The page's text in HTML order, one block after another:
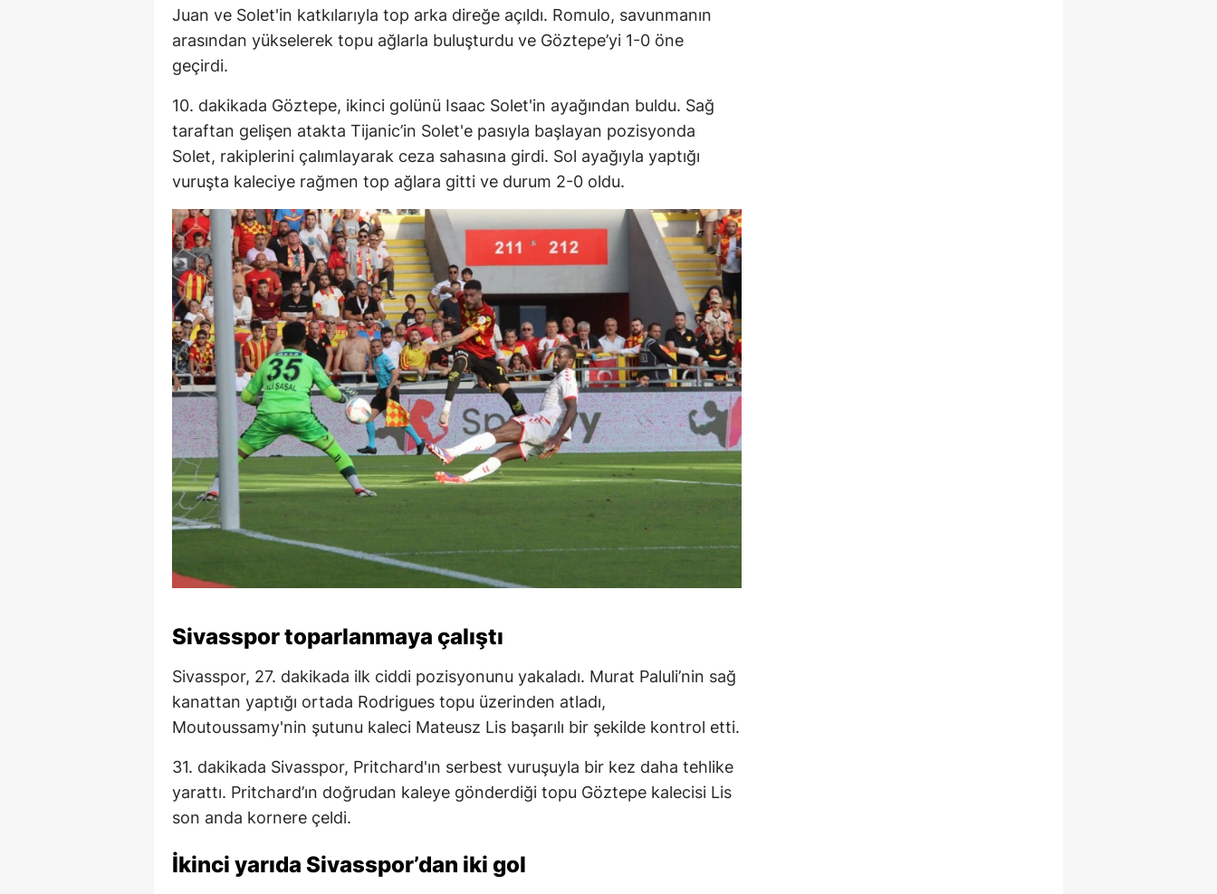
Juan ve Solet'in katkılarıyla top arka direğe açıldı. Romulo, savunmanın
arasından yükselerek topu ağlarla buluşturdu ve Göztepe’yi 1-0 öne
geçirdi.
10. dakikada Göztepe, ikinci golünü Isaac Solet'in ayağından buldu. Sağ
taraftan gelişen atakta Tijanic’in Solet'e pasıyla başlayan pozisyonda
Solet, rakiplerini çalımlayarak ceza sahasına girdi. Sol ayağıyla yaptığı
vuruşta kaleciye rağmen top ağlara gitti ve durum 2-0 oldu.
Sivasspor toparlanmaya çalıştı
Sivasspor, 27. dakikada ilk ciddi pozisyonunu yakaladı. Murat Paluli’nin sağ
kanattan yaptığı ortada Rodrigues topu üzerinden atladı,
Moutoussamy'nin şutunu kaleci Mateusz Lis başarılı bir şekilde kontrol etti.
31. dakikada Sivasspor, Pritchard'ın serbest vuruşuyla bir kez daha tehlike
yarattı. Pritchard’ın doğrudan kaleye gönderdiği topu Göztepe kalecisi Lis
son anda kornere çeldi.
İkinci yarıda Sivasspor’dan iki gol